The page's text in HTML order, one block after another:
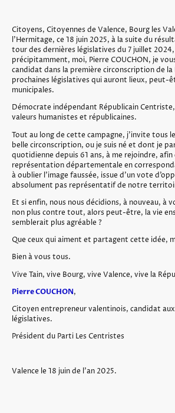
Citoyens, Citoyennes de Valence, Bourg les
l’Hermitage, ce 18 juin 2025, à la suite du
tour des dernières législatives du 7 juillet
précipitamment, moi, Pierre COUCHON, je
candidat dans la première circonscription de
prochaines législatives qui auront lieux, peut-
municipales.
Démocrate indépendant Républicain
valeurs humanistes et républicaines.
Tout au long de cette campagne, j’invite tous
belle circonscription, ou je suis né et dont je
quotidienne depuis 61 ans, à me rejoindre,
représentation départementale en
à oublier l’image faussée, issue d’un vote
absolument pas représentatif de notre
Et si enfin, nous nous décidions, à nouveau, à
non plus contre tout, alors peut-être, la vie
semblerait plus agréable ?
Que ceux qui aiment et partagent cette idée,
Bien à vous tous.
Vive Tain, vive Bourg, vive Valence, vive la
Pierre COUCHON,
Citoyen entrepreneur valentinois, candidat
législatives.
Président du Parti Les Centristes
Valence le 18 juin de l’an 2025.